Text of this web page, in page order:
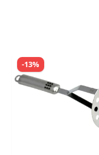
-13%